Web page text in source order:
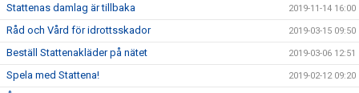
Stattenas damlag är tillbaka 2019-11-14 16:00
Råd och Vård för idrottsskador 2019-03-15 09:50
Beställ Stattenakläder på nätet 2019-03-06 12:51
Spela med Stattena! 2019-02-12 09:20